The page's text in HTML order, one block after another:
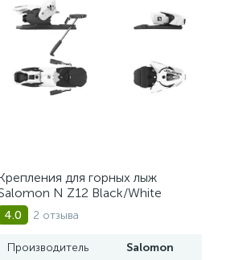
для горных лыж
N Z12 Black/White
4.0 2 отзыва
Производитель Salomon